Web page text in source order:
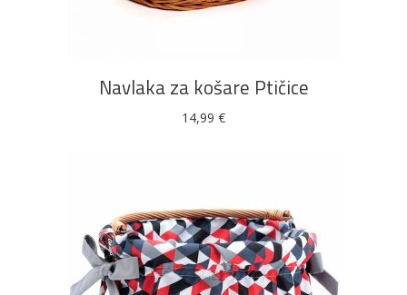
Navlaka za košare Ptičice
14,99 €